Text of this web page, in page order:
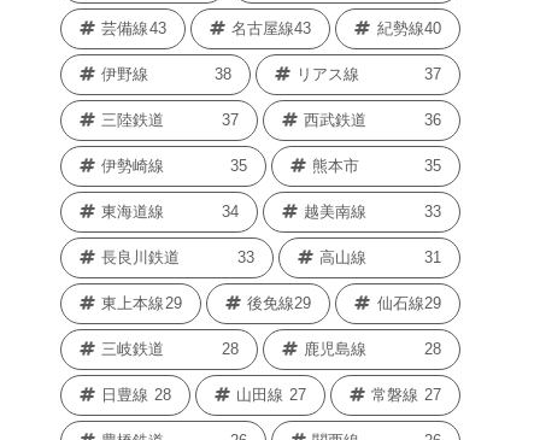
芸備線43 名古屋線43 紀勢線40
伊野線 38 リアス線 37
三陸鉄道 37 西武鉄道 36
伊勢崎線 35 熊本市 35
東海道線 34 越美南線 33
長良川鉄道 33 高山線 31
東上本線29 後免線29 仙石線29
三岐鉄道 28 鹿児島線 28
日豊線 28 山田線 27 常磐線 27